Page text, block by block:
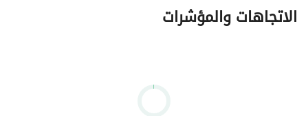
الاتجاهات والمؤشرات